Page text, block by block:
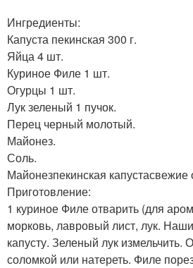
Ингредиенты:
Капуста пекинская 300 г.
Яйца 4 шт.
Куриное Филе 1 шт.
Огурцы 1 шт.
Лук зеленый 1 пучок.
Перец черный молотый.
Майонез.
Соль.
Майонезпекинская капустасвежие
Приготовление:
1 куриное Филе отварить (для
морковь, лавровый лист, лук.
капусту. Зеленый лук измельчить.
соломкой или натереть. Филе